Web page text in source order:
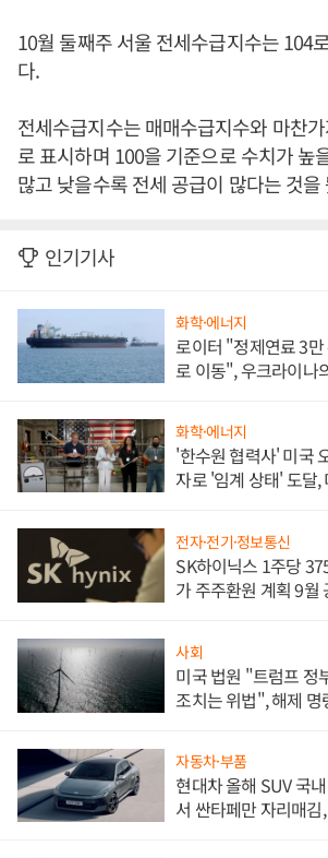
10월 둘째주 서울 전세수급지수는 104
다.
전세수급지수는 매매수급지수와 마찬
로 표시하며 100을 기준으로 수치가 높
많고 낮을수록 전세 공급이 많다는 것
인기기사
화학·에너지
로이터 "정제연료 3
로 이동", 우크라이나
화학·에너지
'한수원 협력사' 미국
자로 '임계 상태' 도달
전자·전기·정보통신
SK하이닉스 1주당
가 주주환원 계획 9월
사회
미국 법원 "트럼프 정
조치는 위법", 해제 명
자동차·부품
현대차 올해 SUV 국
서 싼타페만 자리매김